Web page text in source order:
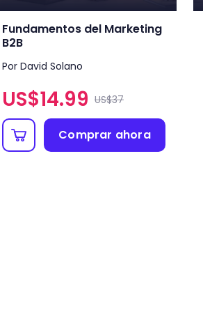
Fundamentos del Marketing
B2B
Por David Solano
US$14.99 US$37
Comprar ahora